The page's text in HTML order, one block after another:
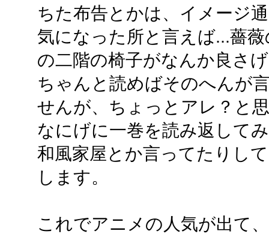
ちた布告とかは、イメージ
気になった所と言えば...薔
の二階の椅子がなんか良さ
ちゃんと読めばそのへんが
せんが、ちょっとアレ？と
なにげに一巻を読み返して
和風家屋とか言ってたりし
します。
これでアニメの人気が出て